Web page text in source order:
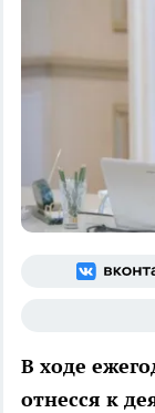
В ходе
отнесся к